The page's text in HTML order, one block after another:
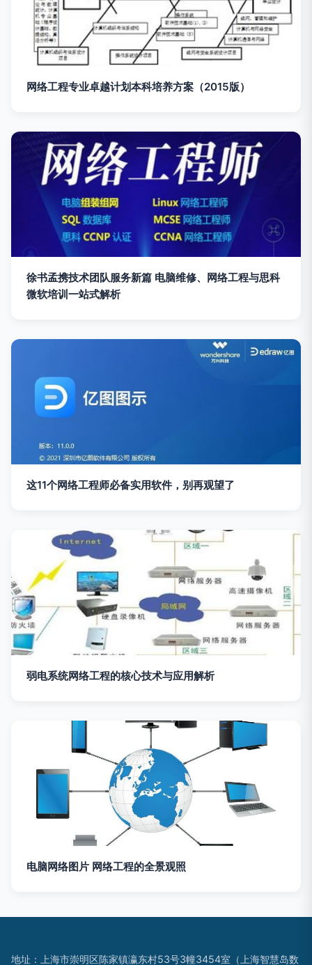
网络工程专业卓越计划本科培养方案（2015版）
徐书孟携技术团队服务新篇 电脑维修、网络工程与思科
微软培训一站式解析
这11个网络工程师必备实用软件，别再观望了
弱电系统网络工程的核心技术与应用解析
电脑网络图片 网络工程的全景观照
地址：上海市崇明区陈家镇瀛东村53号3幢3454室（上海智慧岛数